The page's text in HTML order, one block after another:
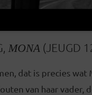
MONA (JEUGD
dat is precies wat
van haar vader,